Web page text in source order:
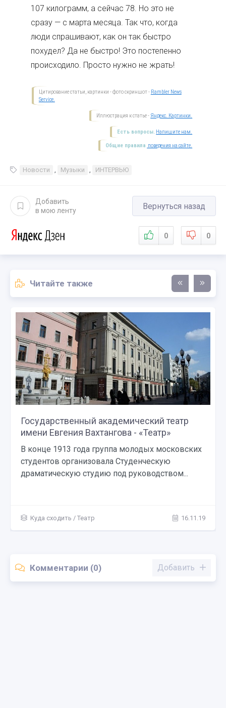
107 килограмм, а сейчас 78. Но это не
сразу — с марта месяца. Так что, когда
люди спрашивают, как он так быстро
похудел? Да не быстро! Это постепенно
происходило. Просто нужно не жрать!
Цитирование статьи, картинки - фото скриншот - Rambler News
Service.
Иллюстрация к статье - Яндекс. Картинки.
Есть вопросы. Напишите нам.
Общие правила поведения на сайте.
Новости , Музыки , ИНТЕРВЬЮ
Добавить
в мою ленту
Вернуться назад
0 0
Читайте также
Московский дворец молодежи - «Театр»
Московский дворец молодец — один из самых
современных и комфортабельных мест для
проведения досуга в столице. Он...
Куда сходить / Театр 16.11.19
Комментарии (0) Добавить